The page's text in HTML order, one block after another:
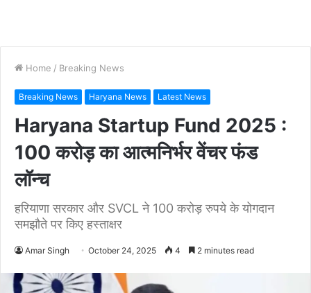
Home / Breaking News
Breaking News Haryana News Latest News
Haryana Startup Fund 2025 :
100 करोड़ का आत्मनिर्भर वेंचर फंड
लॉन्च
हरियाणा सरकार और SVCL ने 100 करोड़ रुपये के योगदान
समझौते पर किए हस्ताक्षर
Amar Singh October 24, 2025 4 2 minutes read